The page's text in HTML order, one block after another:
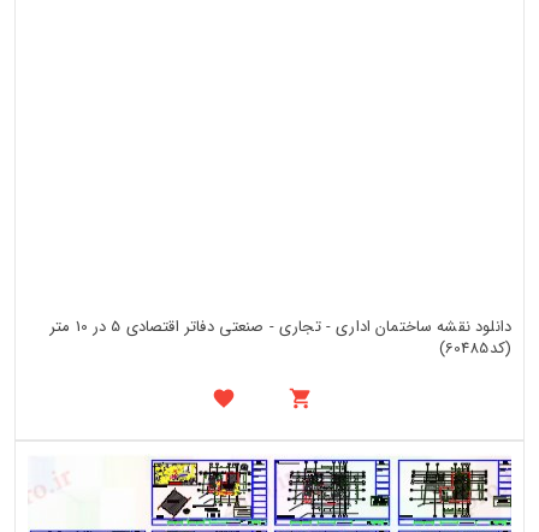
دانلود نقشه ساختمان اداری - تجاری - صنعتی دفاتر اقتصادی 5 در 10 متر
(کد60485)